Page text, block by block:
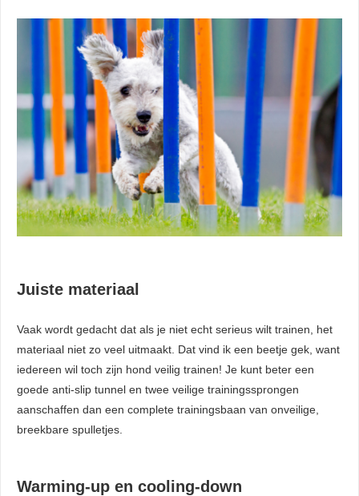
Juiste materiaal
Vaak wordt gedacht dat als je niet echt serieus wilt trainen, het
materiaal niet zo veel uitmaakt. Dat vind ik een beetje gek, want
iedereen wil toch zijn hond veilig trainen! Je kunt beter een
goede anti-slip tunnel en twee veilige trainingssprongen
aanschaffen dan een complete trainingsbaan van onveilige,
breekbare spulletjes.
Warming-up en cooling-down